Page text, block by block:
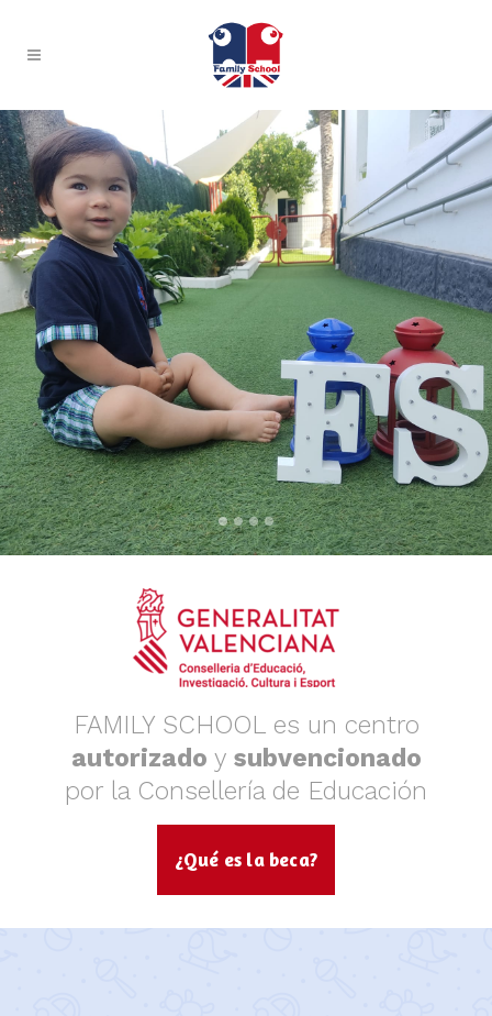
FAMILY SCHOOL es un centro
autorizado y subvencionado
por la Consellería de Educación
¿Qué es la beca?